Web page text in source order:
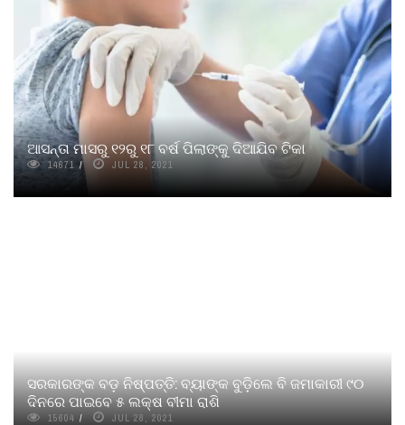
ଆସନ୍ତା ମାସରୁ ୧୨ରୁ ୧୮ ବର୍ଷ ପିଲାଙ୍କୁ ଦିଆଯିବ ଟିକା
14671 JUL 28, 2021
ସରକାରଙ୍କ ବଡ଼ ନିଷ୍ପତ୍ତି: ବ୍ୟାଙ୍କ ବୁଡ଼ିଲେ ବି ଜମାକାରୀ ୯୦
ଦିନରେ ପାଇବେ ୫ ଲକ୍ଷ ବୀମା ରାଶି
15604 JUL 28, 2021